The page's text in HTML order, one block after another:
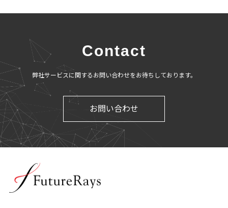
Contact
弊社サービスに関するお問い合わせをお待ちしております。
お問い合わせ